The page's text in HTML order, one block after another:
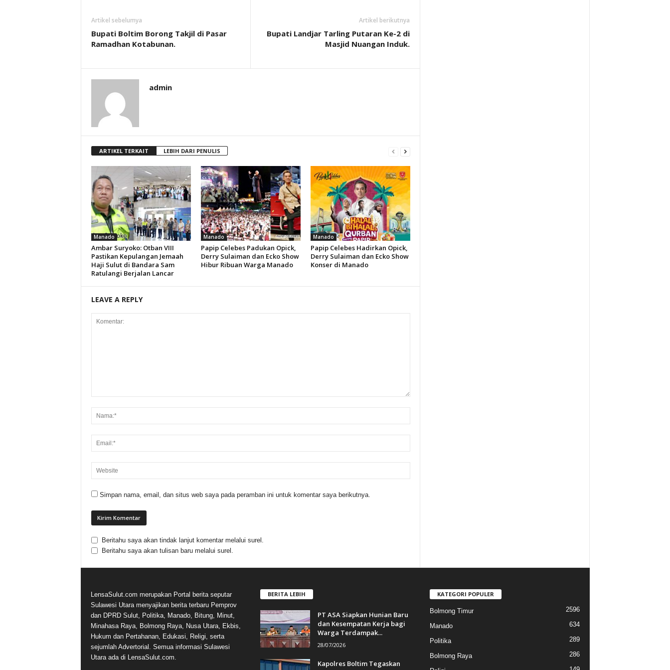
Artikel sebelumya
Bupati Boltim Borong Takjil di Pasar
Ramadhan Kotabunan.
Artikel berikutnya
Bupati Landjar Tarling Putaran Ke-2 di
Masjid Nuangan Induk.
admin
ARTIKEL TERKAIT LEBIH DARI PENULIS
Manado
Ambar Suryoko: Otban VIII
Pastikan Kepulangan Jemaah
Haji Sulut di Bandara Sam
Ratulangi Berjalan Lancar
Manado
Papip Celebes Padukan Opick,
Derry Sulaiman dan Ecko Show
Hibur Ribuan Warga Manado
Manado
Papip Celebes Hadirkan Opick,
Derry Sulaiman dan Ecko Show
Konser di Manado
LEAVE A REPLY
Simpan nama, email, dan situs web saya pada peramban ini untuk komentar saya berikutnya.
Beritahu saya akan tindak lanjut komentar melalui surel.
Beritahu saya akan tulisan baru melalui surel.
LensaSulut.com merupakan Portal berita seputar
Sulawesi Utara menyajikan berita terbaru Pemprov
dan DPRD Sulut, Politika, Manado, Bitung, Minut,
Minahasa Raya, Bolmong Raya, Nusa Utara, Ekbis,
Hukum dan Pertahanan, Edukasi, Religi, serta
sejumlah Advertorial. Semua informasi Sulawesi
Utara ada di LensaSulut.com.
BERITA LEBIH
PT ASA Siapkan Hunian Baru
dan Kesempatan Kerja bagi
Warga Terdampak...
28/07/2026
Kapolres Boltim Tegaskan
KATEGORI POPULER
Bolmong Timur 2596
Manado 634
Politika 289
Bolmong Raya 286